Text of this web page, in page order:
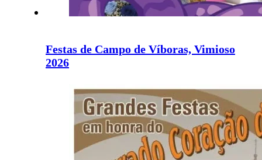
Festas de Campo de Víboras, Vimioso
2026